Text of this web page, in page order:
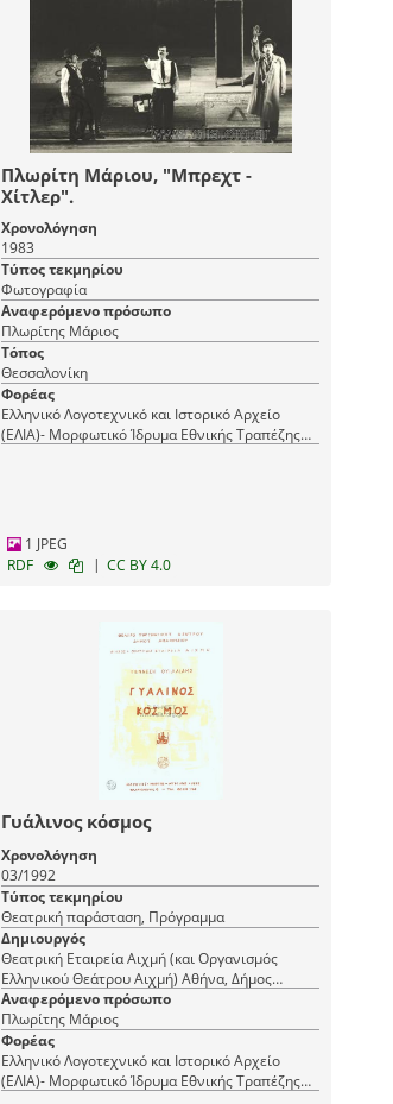
Πλωρίτη Μάριου, "Μπρεχτ -
Χίτλερ".
Χρονολόγηση
1983
Τύπος τεκμηρίου
Φωτογραφία
Αναφερόμενο πρόσωπο
Πλωρίτης Μάριος
Τόπος
Θεσσαλονίκη
Φορέας
Ελληνικό Λογοτεχνικό και Ιστορικό Αρχείο
(ΕΛΙΑ)- Μορφωτικό Ίδρυμα Εθνικής Τραπέζης
1 JPEG
RDF
| CC BY 4.0
Γυάλινος κόσμος
Χρονολόγηση
03/1992
Τύπος τεκμηρίου
Θεατρική παράσταση, Πρόγραμμα
Δημιουργός
Θεατρική Εταιρεία Αιχμή (και Οργανισμός
Ελληνικού Θεάτρου Αιχμή) Αθήνα, Δήμος
Αμαρουσίου
Αναφερόμενο πρόσωπο
Πλωρίτης Μάριος
Φορέας
Ελληνικό Λογοτεχνικό και Ιστορικό Αρχείο
(ΕΛΙΑ)- Μορφωτικό Ίδρυμα Εθνικής Τραπέζης